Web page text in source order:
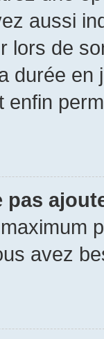
aussi
lors de
durée
enfin
avez